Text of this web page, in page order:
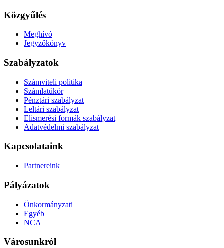
Közgyűlés
Meghívó
Jegyzőkönyv
Szabályzatok
Számviteli politika
Számlatükör
Pénztári szabályzat
Leltári szabályzat
Elismerési formák szabályzat
Adatvédelmi szabályzat
Kapcsolataink
Partnereink
Pályázatok
Önkormányzati
Egyéb
NCA
Városunkról